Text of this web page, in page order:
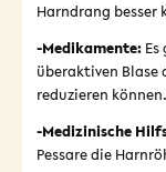
Harndrang
-Medikamente:
überaktiven
reduzieren können.
-Medizinische
Pessare die